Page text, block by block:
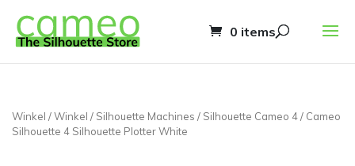
0 items
Winkel /Winkel / Silhouette Machines / Silhouette Cameo 4/ Cameo
Silhouette 4 Silhouette Plotter White